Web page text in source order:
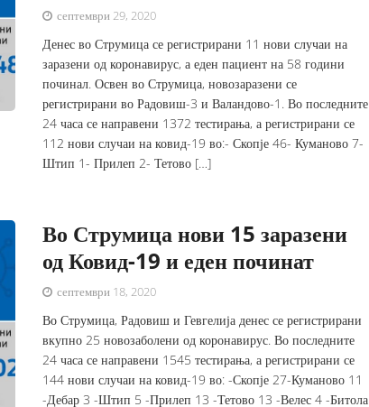
септември 29, 2020
Денес во Струмица се регистрирани 11 нови случаи на
заразени од коронавирус, а еден пациент на 58 години
починал. Освен во Струмица, новозаразени се
регистрирани во Радовиш-3 и Валандово-1. Во последните
24 часа се направени 1372 тестирања, а регистрирани се
112 нови случаи на ковид-19 во:- Скопје 46- Куманово 7-
Штип 1- Прилеп 2- Тетово […]
Во Струмица нови 15 заразени
од Ковид-19 и еден починат
септември 18, 2020
Во Струмица, Радовиш и Гевгелија денес се регистрирани
вкупно 25 новозаболени од коронавирус. Во последните
24 часа се направени 1545 тестирања, а регистрирани се
144 нови случаи на ковид-19 во: -Скопје 27-Куманово 11
-Дебар 3 -Штип 5 -Прилеп 13 -Тетово 13 -Велес 4 -Битола